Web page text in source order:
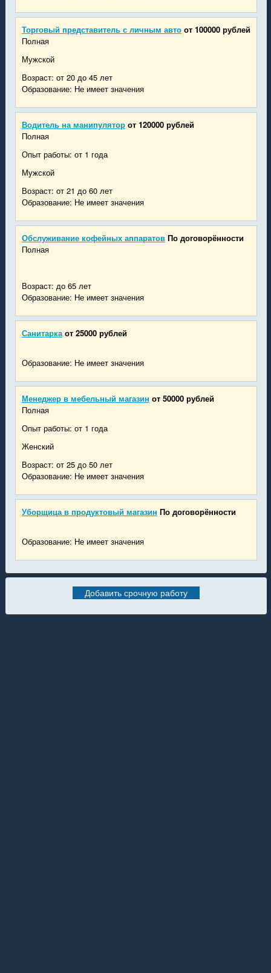
Торговый представитель с личным авто от 100000 рублей
Полная
Мужской
Возраст: от 20 до 45 лет
Образование: Не имеет значения
Водитель на манипулятор от 120000 рублей
Полная
Опыт работы: от 1 года
Мужской
Возраст: от 21 до 60 лет
Образование: Не имеет значения
Обслуживание кофейных аппаратов По договорённости
Полная
Возраст: до 65 лет
Образование: Не имеет значения
Санитарка от 25000 рублей
Образование: Не имеет значения
Менеджер в мебельный магазин от 50000 рублей
Полная
Опыт работы: от 1 года
Женский
Возраст: от 25 до 50 лет
Образование: Не имеет значения
Уборщица в продуктовый магазин По договорённости
Образование: Не имеет значения
Добавить срочную работу